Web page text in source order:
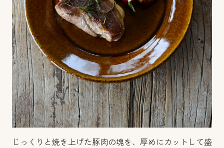
じっくりと焼き上げた豚肉の塊を、厚めにカットして盛